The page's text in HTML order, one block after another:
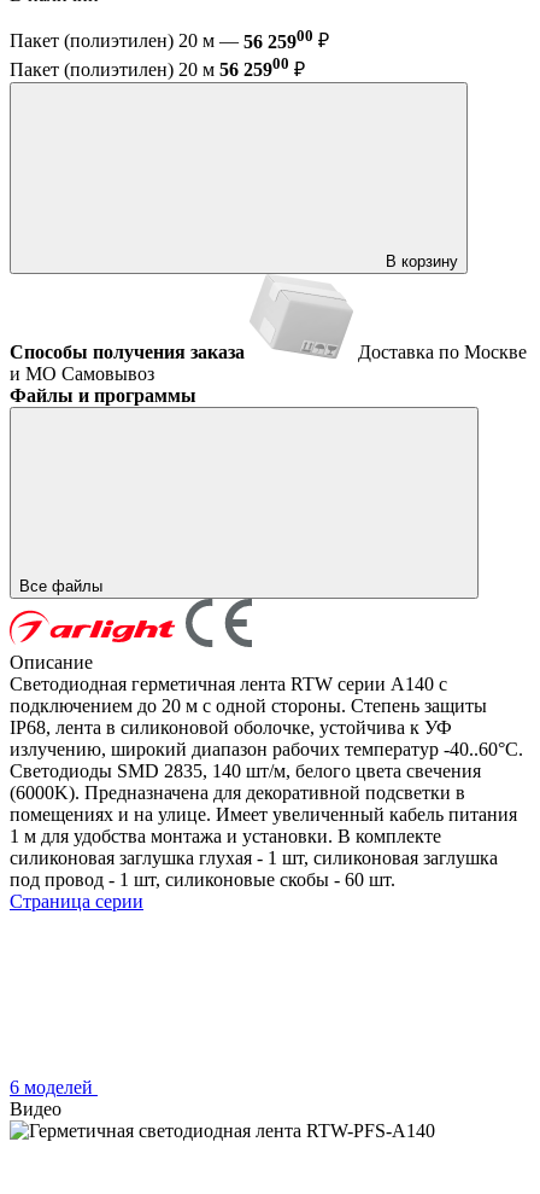
Пакет (полиэтилен) 20 м — 56 25900 ₽
Пакет (полиэтилен) 20 м 56 25900 ₽
В корзину
Способы получения заказа
Доставка по Москве
и МО Самовывоз
Файлы и программы
Все файлы
Описание
Светодиодная герметичная лента RTW серии A140 с
подключением до 20 м с одной стороны. Степень защиты
IP68, лента в силиконовой оболочке, устойчива к УФ
излучению, широкий диапазон рабочих температур -40..60°C.
Светодиоды SMD 2835, 140 шт/м, белого цвета свечения
(6000K). Предназначена для декоративной подсветки в
помещениях и на улице. Имеет увеличенный кабель питания
1 м для удобства монтажа и установки. В комплекте
силиконовая заглушка глухая - 1 шт, силиконовая заглушка
под провод - 1 шт, силиконовые скобы - 60 шт.
Страница серии
6 моделей
Видео